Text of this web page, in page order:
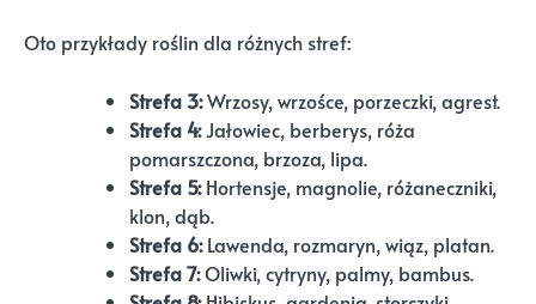
Oto przykłady roślin dla różnych stref:
Strefa 3:Wrzosy, wrzośce, porzeczki, agrest.
Strefa 4:Jałowiec, berberys, róża
pomarszczona, brzoza, lipa.
Strefa 5:Hortensje, magnolie, różaneczniki,
klon, dąb.
Strefa 6:Lawenda, rozmaryn, wiąz, platan.
Strefa 7:Oliwki, cytryny, palmy, bambus.